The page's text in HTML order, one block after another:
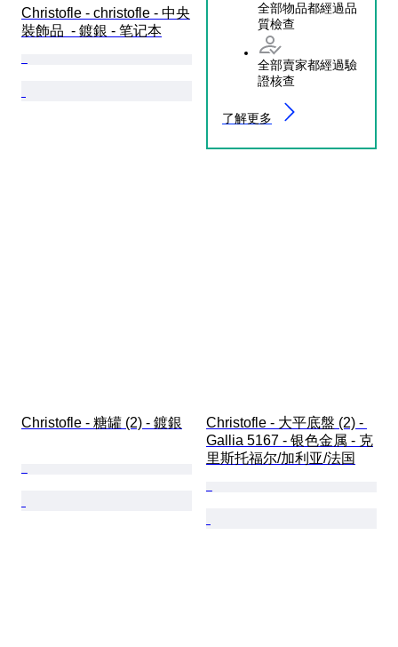
全部物品都經過品
質檢查
全部賣家都經過驗
證核查
了解更多
Christofle - christofle - 中央
裝飾品  - 鍍銀 - 笔记本
Christofle - 糖罐 (2) - 鍍銀
Christofle - 大平底盤 (2) -
Gallia 5167 - 银色金属 - 克
里斯托福尔/加利亚/法国